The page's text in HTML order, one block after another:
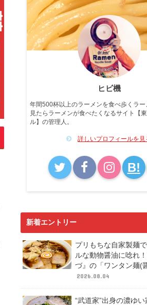
ヒビ機
年間500杯以上のラーメンを食べ歩くラー
見たらラーメンが食べたくなるサイト【
ル】の管理人。
詳しいプロフィールを見
B!
新着エントリー
プリもちな自家製麺
ルな動物醤油に唸れ
づ』の「ワンタン麺(
2026.08.04
“武道家”出身の濃ゆ